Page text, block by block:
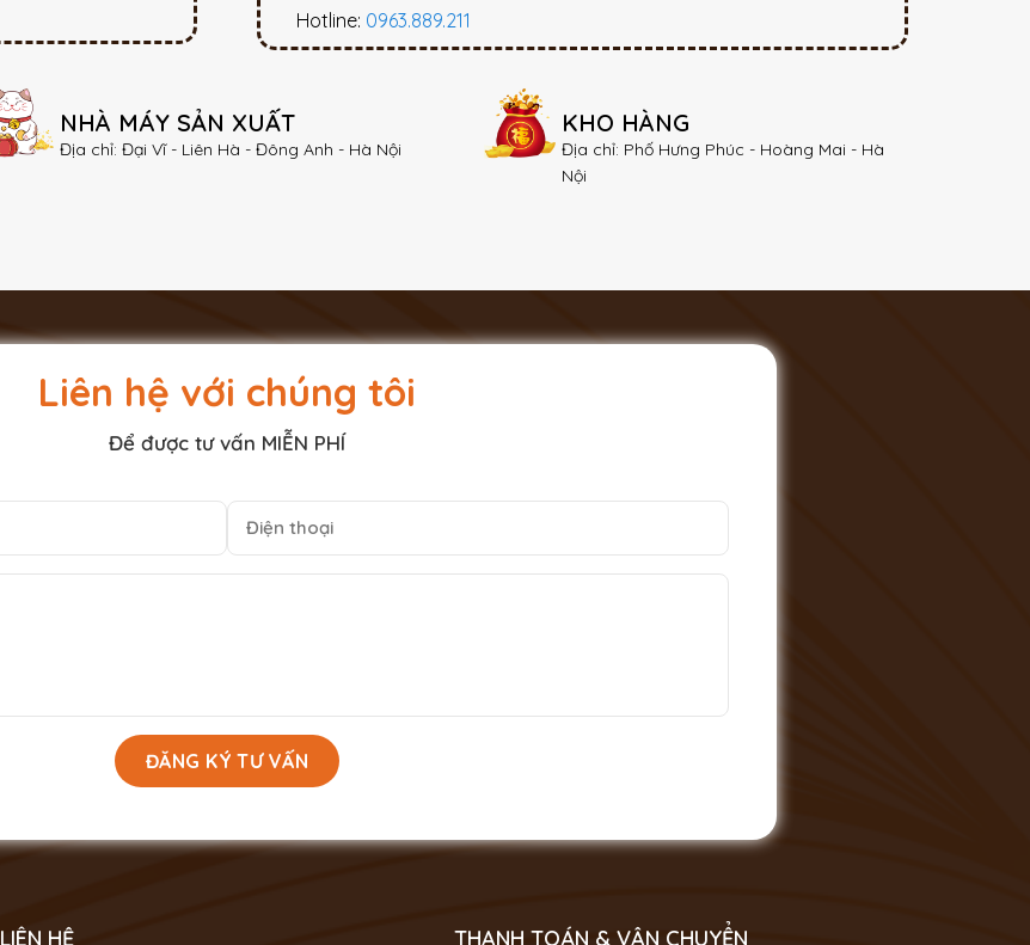
Hotline: 0963.889.211
NHÀ MÁY SẢN XUẤT
Địa chỉ: Đại Vĩ - Liên Hà - Đông Anh - Hà Nội
KHO HÀNG
Địa chỉ: Phố Hưng Phúc - Hoàng Mai - Hà
Nội
Liên hệ với chúng tôi
Để được tư vấn MIỄN PHÍ
LIÊN HỆ THANH TOÁN & VẬN CHUYỂN